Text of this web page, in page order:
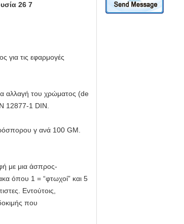
26 7
για τις εφαρμογές
αλλαγή του χρώματος (de
12877-1 DIN.
γ ανά 100 GM.
με μια άσπρος-
όπου 1 = “φτωχοί” και 5
Εντούτοις,
που